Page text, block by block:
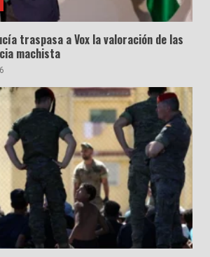
traspasa a Vox la valoración de las
machista